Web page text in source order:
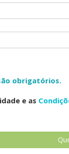
obrigatórios.
e as